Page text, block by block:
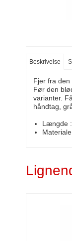
Beskrivelse
Fjer fra den
Før den
varianter.
håndtag,
Længde